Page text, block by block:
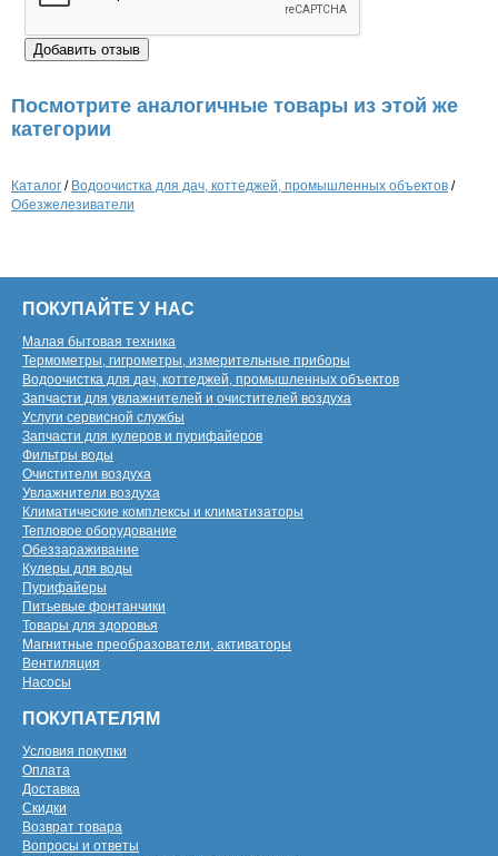
Посмотрите аналогичные товары из этой же
категории
Каталог / Водоочистка для дач, коттеджей, промышленных объектов /
Обезжелезиватели
ПОКУПАЙТЕ У НАС
Малая бытовая техника
Термометры, гигрометры, измерительные приборы
Водоочистка для дач, коттеджей, промышленных объектов
Запчасти для увлажнителей и очистителей воздуха
Услуги сервисной службы
Запчасти для кулеров и пурифайеров
Фильтры воды
Очистители воздуха
Увлажнители воздуха
Климатические комплексы и климатизаторы
Тепловое оборудование
Обеззараживание
Кулеры для воды
Пурифайеры
Питьевые фонтанчики
Товары для здоровья
Магнитные преобразователи, активаторы
Вентиляция
Насосы
ПОКУПАТЕЛЯМ
Условия покупки
Оплата
Доставка
Скидки
Возврат товара
Вопросы и ответы